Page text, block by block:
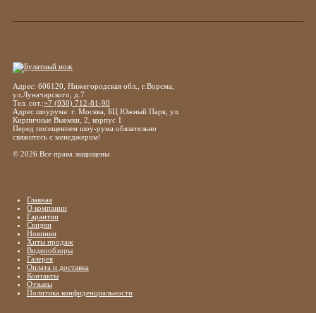
Адрес: 606120, Нижегородская обл., г.Ворсма,
ул.Луначарского, д.7
Тел. сот.:+7 (930) 712-81-90
Адрес шоурума: г. Москва, БЦ Южный Парк, ул.
Кирпичные Выемки, 2, корпус 1
Перед посещением шоу-рума обязательно
свяжитесь с менеджером!
© 2026 Все права защищены
Главная
О компании
Гарантии
Скидки
Новинки
Хиты продаж
Видеообзоры
Галерея
Оплата и доставка
Контакты
Отзывы
Политика конфиденциальности